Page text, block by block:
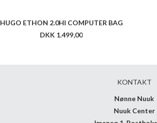
HUGO ETHON 2.0HI COMPUTER BAG
DKK 1.499,00
KONTAKT
Nønne Nuuk
Nuuk Center